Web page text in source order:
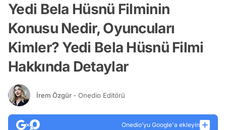
Yedi Bela Hüsnü Filminin
Konusu Nedir, Oyuncuları
Kimler? Yedi Bela Hüsnü Filmi
Hakkında Detaylar
İrem Özgür - Onedio Editörü
Onedio’yu Google'a ekleyin